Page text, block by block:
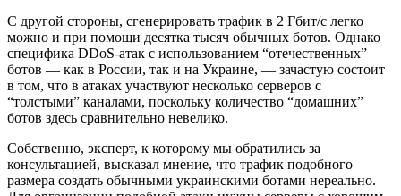
С другой стороны, сгенерировать трафик в 2 Гбит/с легко
можно и при помощи десятка тысяч обычных ботов. Однако
специфика DDoS-атак с использованием “отечественных”
ботов — как в России, так и на Украине, — зачастую состоит
в том, что в атаках участвуют несколько серверов с
“толстыми” каналами, поскольку количество “домашних”
ботов здесь сравнительно невелико.
Собственно, эксперт, к которому мы обратились за
консультацией, высказал мнение, что трафик подобного
размера создать обычными украинскими ботами нереально.